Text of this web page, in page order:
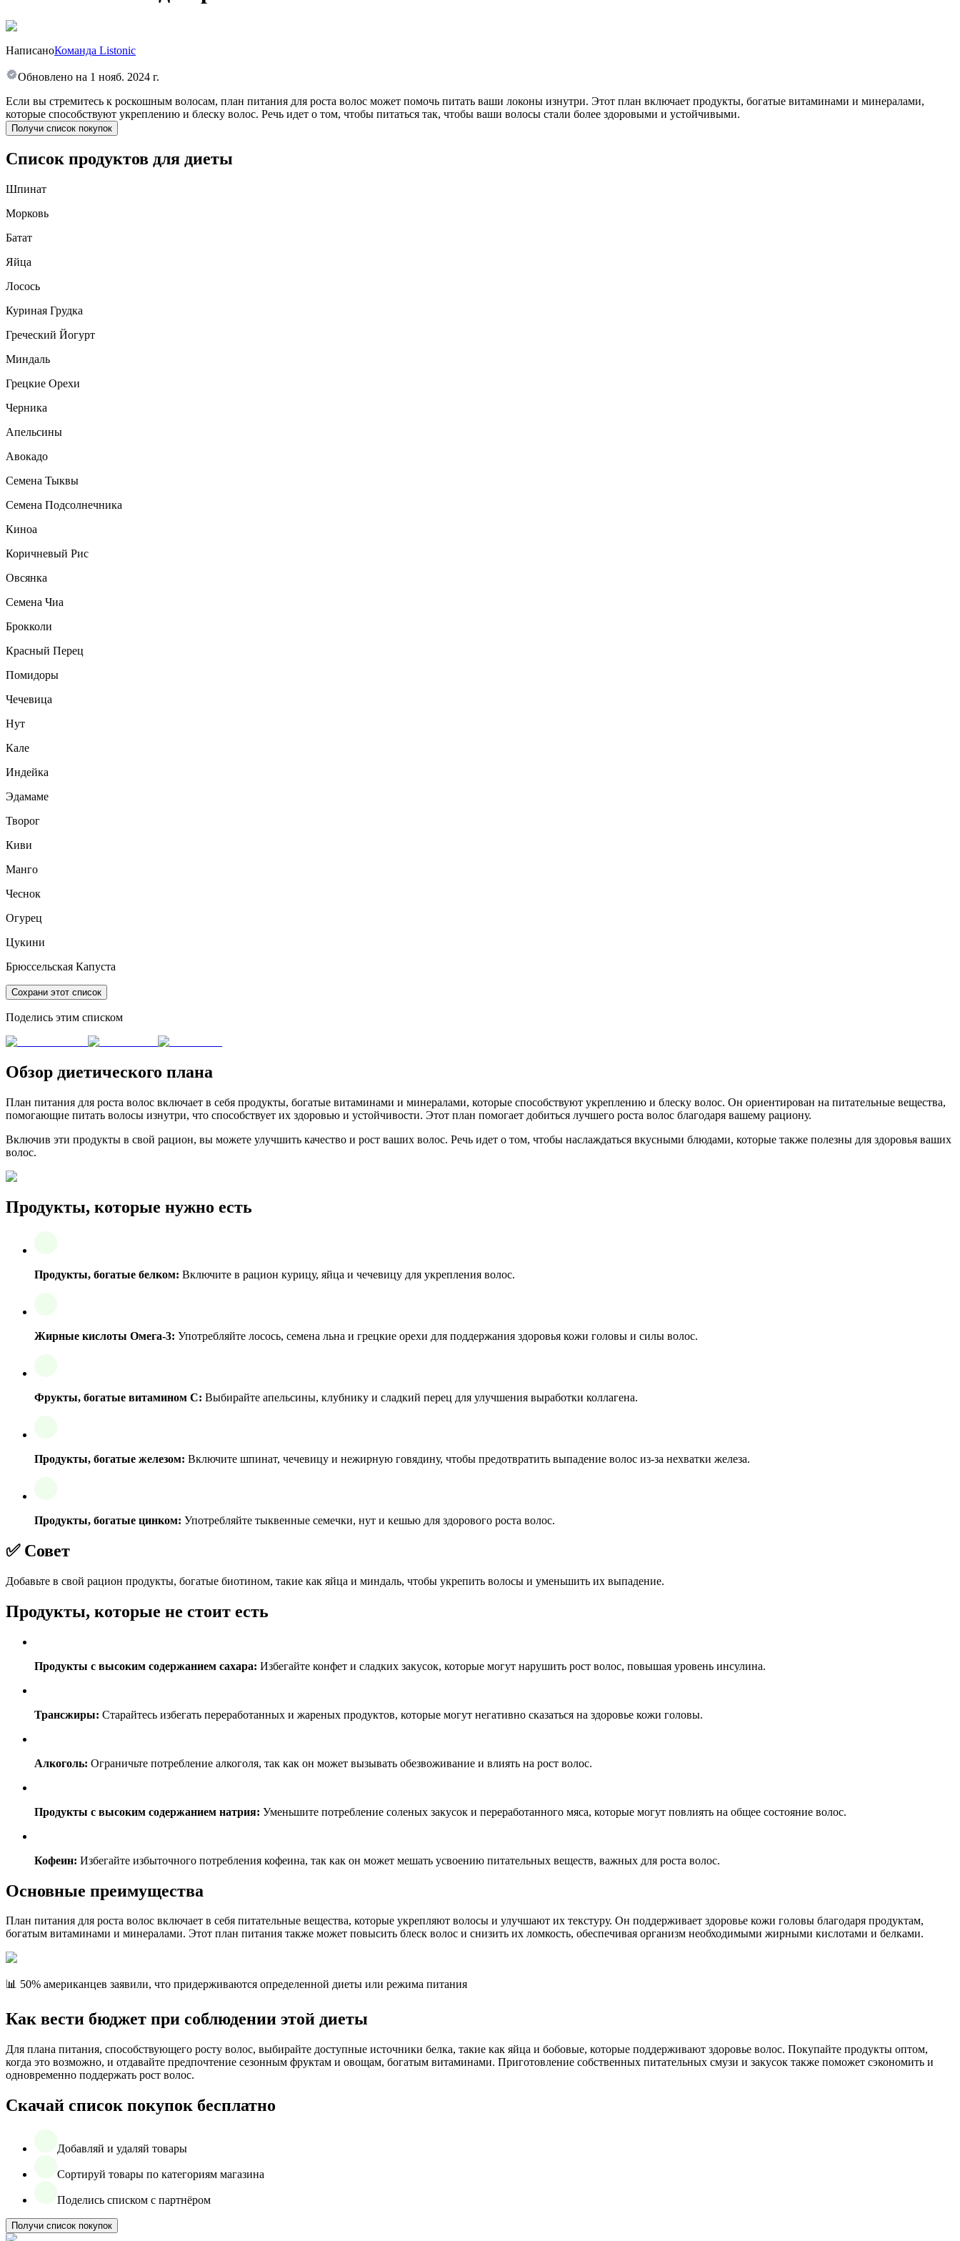
НаписаноКоманда Listonic
Обновлено на 1 нояб. 2024 г.
Если вы стремитесь к роскошным волосам, план питания для роста волос может помочь питать ваши локоны изнутри. Этот план включает продукты, богатые витаминами и минералами,
которые способствуют укреплению и блеску волос. Речь идет о том, чтобы питаться так, чтобы ваши волосы стали более здоровыми и устойчивыми.
Получи список покупок
Список продуктов для диеты
Шпинат
Морковь
Батат
Яйца
Лосось
Куриная Грудка
Греческий Йогурт
Миндаль
Грецкие Орехи
Черника
Апельсины
Авокадо
Семена Тыквы
Семена Подсолнечника
Киноа
Коричневый Рис
Овсянка
Семена Чиа
Брокколи
Красный Перец
Помидоры
Чечевица
Нут
Кале
Индейка
Эдамаме
Творог
Киви
Манго
Чеснок
Огурец
Цукини
Брюссельская Капуста
Сохрани этот список
Поделись этим списком
Обзор диетического плана
План питания для роста волос включает в себя продукты, богатые витаминами и минералами, которые способствуют укреплению и блеску волос. Он ориентирован на питательные вещества,
помогающие питать волосы изнутри, что способствует их здоровью и устойчивости. Этот план помогает добиться лучшего роста волос благодаря вашему рациону.
Включив эти продукты в свой рацион, вы можете улучшить качество и рост ваших волос. Речь идет о том, чтобы наслаждаться вкусными блюдами, которые также полезны для здоровья ваших
волос.
Продукты, которые нужно есть
Продукты, богатые белком: Включите в рацион курицу, яйца и чечевицу для укрепления волос.
Жирные кислоты Омега-3: Употребляйте лосось, семена льна и грецкие орехи для поддержания здоровья кожи головы и силы волос.
Фрукты, богатые витамином C: Выбирайте апельсины, клубнику и сладкий перец для улучшения выработки коллагена.
Продукты, богатые железом: Включите шпинат, чечевицу и нежирную говядину, чтобы предотвратить выпадение волос из-за нехватки железа.
Продукты, богатые цинком: Употребляйте тыквенные семечки, нут и кешью для здорового роста волос.
✅ Совет
Добавьте в свой рацион продукты, богатые биотином, такие как яйца и миндаль, чтобы укрепить волосы и уменьшить их выпадение.
Продукты, которые не стоит есть
Продукты с высоким содержанием сахара: Избегайте конфет и сладких закусок, которые могут нарушить рост волос, повышая уровень инсулина.
Трансжиры: Старайтесь избегать переработанных и жареных продуктов, которые могут негативно сказаться на здоровье кожи головы.
Алкоголь: Ограничьте потребление алкоголя, так как он может вызывать обезвоживание и влиять на рост волос.
Продукты с высоким содержанием натрия: Уменьшите потребление соленых закусок и переработанного мяса, которые могут повлиять на общее состояние волос.
Кофеин: Избегайте избыточного потребления кофеина, так как он может мешать усвоению питательных веществ, важных для роста волос.
Основные преимущества
План питания для роста волос включает в себя питательные вещества, которые укрепляют волосы и улучшают их текстуру. Он поддерживает здоровье кожи головы благодаря продуктам,
богатым витаминами и минералами. Этот план питания также может повысить блеск волос и снизить их ломкость, обеспечивая организм необходимыми жирными кислотами и белками.
📊 50% американцев заявили, что придерживаются определенной диеты или режима питания
Как вести бюджет при соблюдении этой диеты
Для плана питания, способствующего росту волос, выбирайте доступные источники белка, такие как яйца и бобовые, которые поддерживают здоровье волос. Покупайте продукты оптом,
когда это возможно, и отдавайте предпочтение сезонным фруктам и овощам, богатым витаминами. Приготовление собственных питательных смузи и закусок также поможет сэкономить и
одновременно поддержать рост волос.
Скачай список покупок бесплатно
Добавляй и удаляй товары
Сортируй товары по категориям магазина
Поделись списком с партнёром
Получи список покупок